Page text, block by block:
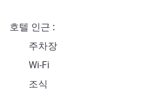
호텔 인근
주차장
Wi-Fi
조식